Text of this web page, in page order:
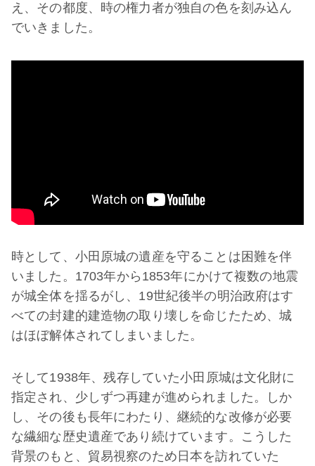
え、その都度、時の権力者が独自の色を刻み込ん
でいきました。
時として、小田原城の遺産を守ることは困難を伴
いました。1703年から1853年にかけて複数の地震
が城全体を揺るがし、19世紀後半の明治政府はす
べての封建的建造物の取り壊しを命じたため、城
はほぼ解体されてしまいました。
そして1938年、残存していた小田原城は文化財に
指定され、少しずつ再建が進められました。しか
し、その後も長年にわたり、継続的な改修が必要
な繊細な歴史遺産であり続けています。こうした
背景のもと、貿易視察のため日本を訪れていた